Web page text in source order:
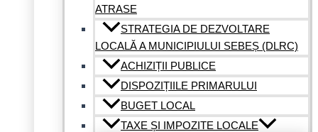
ATRASE
STRATEGIA DE DEZVOLTARE
LOCALĂ A MUNICIPIULUI SEBEȘ (DLRC)
ACHIZIȚII PUBLICE
DISPOZIȚIILE PRIMARULUI
BUGET LOCAL
TAXE ȘI IMPOZITE LOCALE